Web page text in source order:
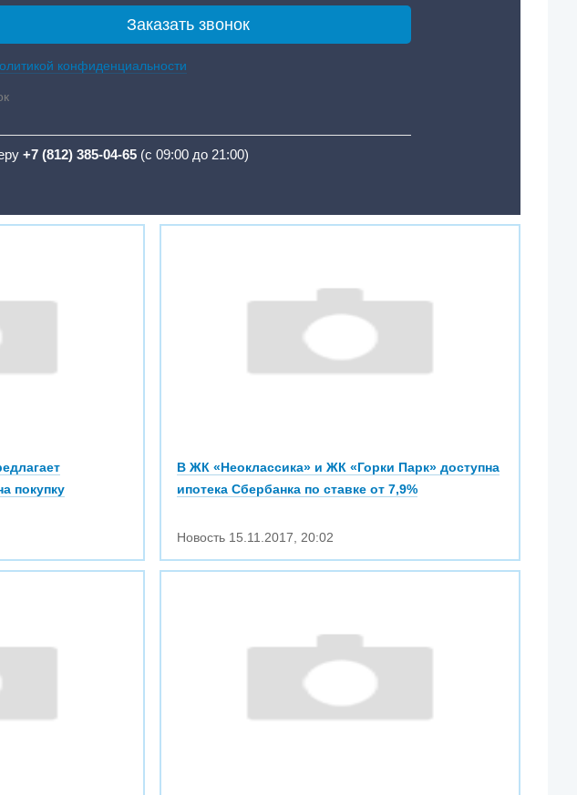
конфиденциальности
+7 (812) 385-04-65 (с 09:00 до 21:00)
покупку
В ЖК «Неоклассика» и ЖК «Горки Парк» доступна
ипотека Сбербанка по ставке от 7,9%
Новость 15.11.2017 20:02